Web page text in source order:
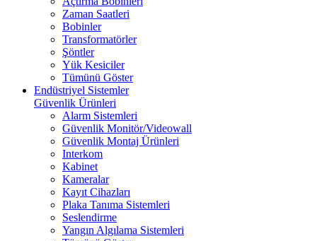
Zaman Saatleri
Bobinler
Transformatörler
Şöntler
Yük Kesiciler
Tümünü Göster
Endüstriyel Sistemler
Güvenlik Ürünleri
Alarm Sistemleri
Güvenlik Monitör/Videowall
Güvenlik Montaj Ürünleri
Interkom
Kabinet
Kameralar
Kayıt Cihazları
Plaka Tanıma Sistemleri
Seslendirme
Yangın Algılama Sistemleri